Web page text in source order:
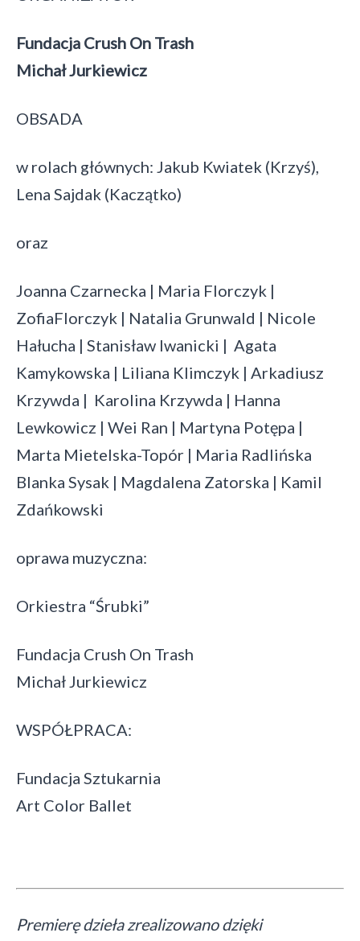
Fundacja Crush On Trash
Michał Jurkiewicz
OBSADA
w rolach głównych: Jakub Kwiatek (Krzyś),
Lena Sajdak (Kaczątko)
oraz
Joanna Czarnecka | Maria Florczyk |
ZofiaFlorczyk | Natalia Grunwald | Nicole
Hałucha | Stanisław Iwanicki | Agata
Kamykowska | Liliana Klimczyk | Arkadiusz
Krzywda | Karolina Krzywda | Hanna
Lewkowicz | Wei Ran | Martyna Potępa |
Marta Mietelska-Topór | Maria Radlińska
Blanka Sysak | Magdalena Zatorska | Kamil
Zdańkowski
oprawa muzyczna:
Orkiestra “Śrubki”
Fundacja Crush On Trash
Michał Jurkiewicz
WSPÓŁPRACA:
Fundacja Sztukarnia
Art Color Ballet
Premierę dzieła zrealizowano dzięki